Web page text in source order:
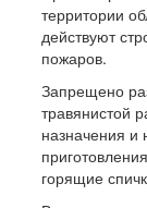
территории
действуют
пожаров.
Запрещено
травянистой
назначения и
горящие